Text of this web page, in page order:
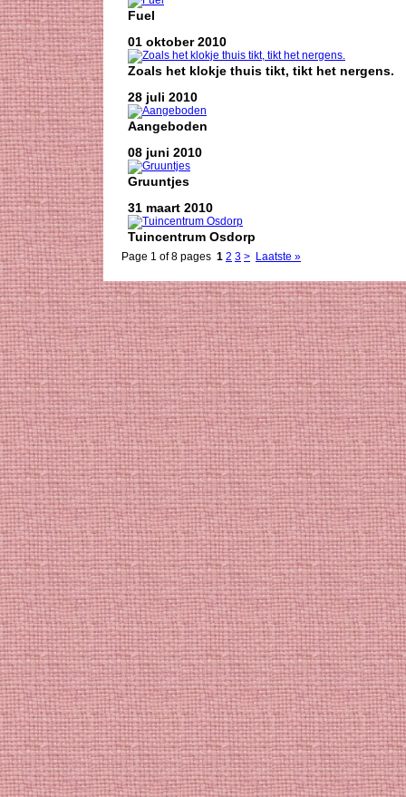
Fuel
01 oktober 2010
Zoals het klokje thuis tikt, tikt het nergens.
28 juli 2010
Aangeboden
08 juni 2010
Gruuntjes
31 maart 2010
Tuincentrum Osdorp
Page 1 of 8 pages 1 2 3 > Laatste »